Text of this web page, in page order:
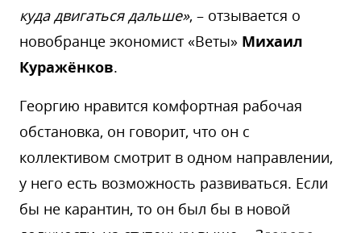
куда двигаться дальше», – отзывается о
новобранце экономист «Веты» Михаил
Куражёнков.
Георгию нравится комфортная рабочая
обстановка, он говорит, что он с
коллективом смотрит в одном направлении,
у него есть возможность развиваться. Если
бы не карантин, то он был бы в новой